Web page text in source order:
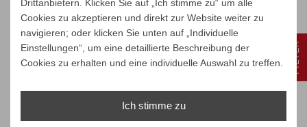
Drittanbietern. Klicken Sie auf „Ich stimme zu“ um alle
Cookies zu akzeptieren und direkt zur Website weiter zu
navigieren; oder klicken Sie unten auf „Individuelle
Einstellungen“, um eine detaillierte Beschreibung der
Cookies zu erhalten und eine individuelle Auswahl zu treffen.
Ich stimme zu
FILTER